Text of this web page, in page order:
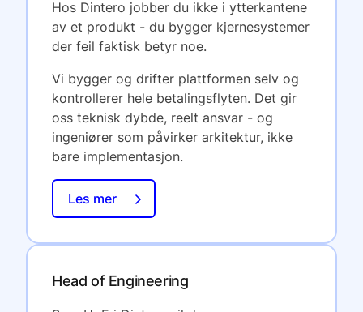
Hos Dintero jobber du ikke i ytterkantene
av et produkt - du bygger kjernesystemer
der feil faktisk betyr noe.
Vi bygger og drifter plattformen selv og
kontrollerer hele betalingsflyten. Det gir
oss teknisk dybde, reelt ansvar - og
ingeniører som påvirker arkitektur, ikke
bare implementasjon.
Les mer
Head of Engineering